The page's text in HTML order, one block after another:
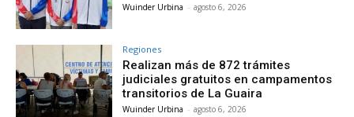
Wuinder Urbina - agosto 6, 2026
Regiones
Realizan más de 872 trámites
judiciales gratuitos en campamentos
transitorios de La Guaira
Wuinder Urbina - agosto 6, 2026